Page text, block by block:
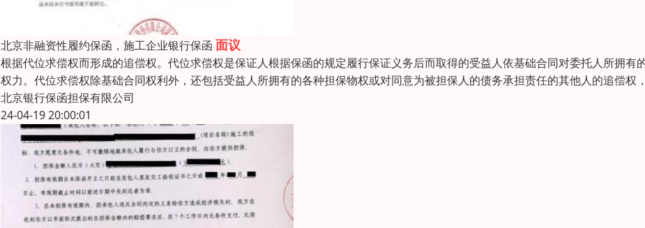
北京非融资性履约保函，施工企业银行保函 面议
根据代位求偿权而形成的追偿权。代位求偿权是保证人根据保函的规定履行保证义务后而取得的受益人依基础合同对委托人所拥有
权力。代位求偿权除基础合同权利外，还包括受益人所拥有的各种担保物权或对同意为被担保人的债务承担责任的其他人的追偿权
北京银行保函担保有限公司
24-04-19 20:00:01